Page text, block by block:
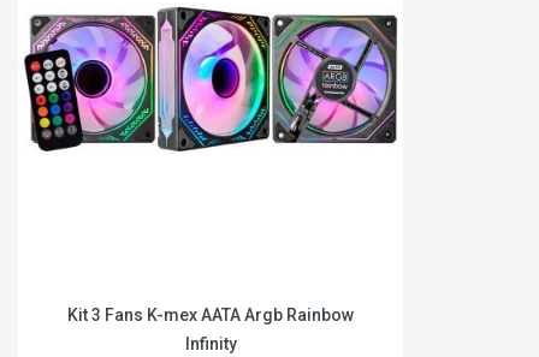
Kit 3 Fans K-mex AATA Argb Rainbow
Infinity